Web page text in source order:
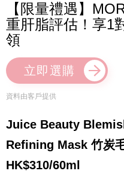
【限量禮遇】
重肝脂評估！享1
領
立即選購
資料由客戶提供
Juice Beauty
Refining Mask 竹炭
HK$310/60ml